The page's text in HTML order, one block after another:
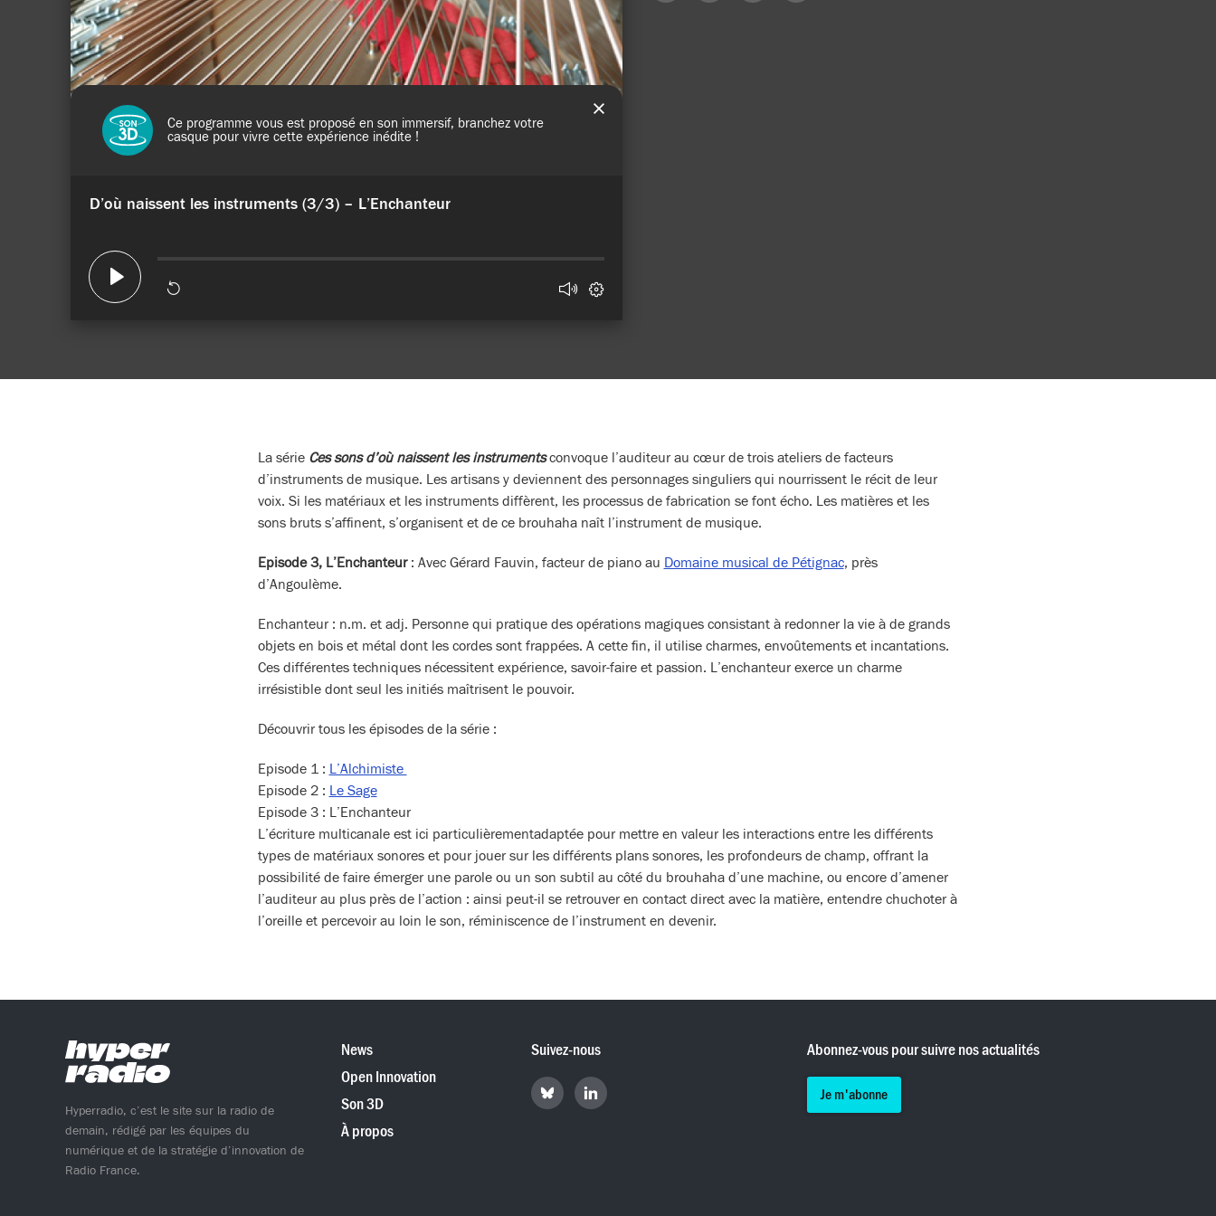
La série Ces sons d’où naissent les instrumentsconvoque l’auditeur au cœur de trois ateliers de facteurs
d’instruments de musique. Les artisans y deviennent des personnages singuliers qui nourrissent le récit de leur
voix. Si les matériaux et les instruments diffèrent, les processus de fabrication se font écho. Les matières et les
sons bruts s’affinent, s’organisent et de ce brouhaha naît l’instrument de musique.
Episode 3, L’Enchanteur: Avec Gérard Fauvin, facteur de piano au Domaine musical de Pétignac, près
d’Angoulème.
Enchanteur : n.m. et adj. Personne qui pratique des opérations magiques consistant à redonner la vie à de grands
objets en bois et métal dont les cordes sont frappées. A cette fin, il utilise charmes, envoûtements et incantations.
Ces différentes techniques nécessitent expérience, savoir-faire et passion. L’enchanteur exerce un charme
irrésistible dont seul les initiés maîtrisent le pouvoir.
Découvrir tous les épisodes de la série :
Episode 1 : L’Alchimiste
Episode 2 : Le Sage
Episode 3 : L’Enchanteur
L’écriture multicanale est ici particulièrementadaptée pour mettre en valeur les interactions entre les différents
types de matériaux sonores et pour jouer sur les différents plans sonores, les profondeurs de champ, offrant la
possibilité de faire émerger une parole ou un son subtil au côté du brouhaha d’une machine, ou encore d’amener
l’auditeur au plus près de l’action : ainsi peut-il se retrouver en contact direct avec la matière, entendre chuchoter à
l’oreille et percevoir au loin le son, réminiscence de l’instrument en devenir.
Hyperradio, c’est le site sur la radio de
demain, rédigé par les équipes du
numérique et de la stratégie d’innovation de
Radio France.
News
Open Innovation
Son 3D
À propos
Suivez-nous
Retrouvez
Hyperradio
Retrouvez
Hyperradio
Abonnez-vous pour suivre nos actualités
Je m'abonne